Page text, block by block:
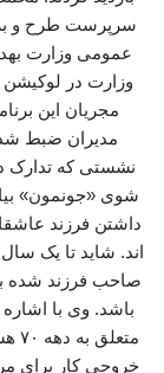
سرپرست طرح و
عمومی وزارت
وزارت در لوکیشن
مجریان این
مدیران ضبط
نشستی که تدارک
شوی «جونمون»
داشتن فرزند
اند. شاید تا یک
صاحب فرزند شده
خروجی کار برای